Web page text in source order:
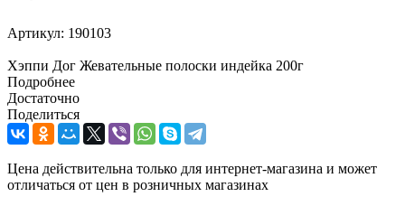
Артикул: 190103
Хэппи Дог Жевательные полоски индейка 200г
Подробнее
Достаточно
Поделиться
Цена действительна только для интернет-магазина и может
отличаться от цен в розничных магазинах